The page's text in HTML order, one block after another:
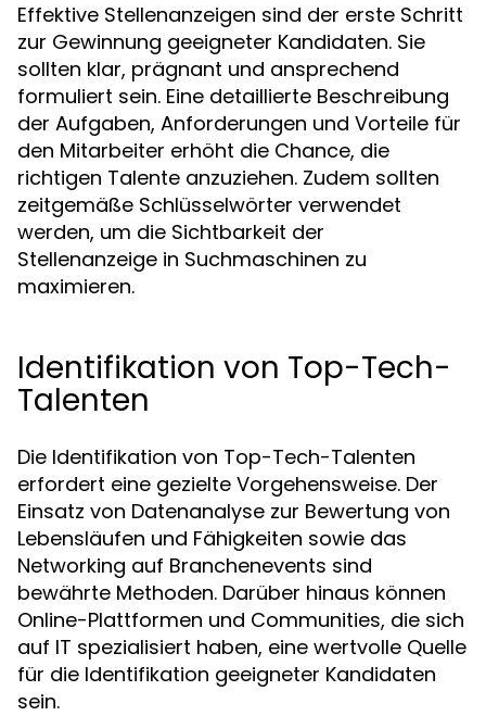
Effektive Stellenanzeigen sind der erste Schritt
zur Gewinnung geeigneter Kandidaten. Sie
sollten klar, prägnant und ansprechend
formuliert sein. Eine detaillierte Beschreibung
der Aufgaben, Anforderungen und Vorteile für
den Mitarbeiter erhöht die Chance, die
richtigen Talente anzuziehen. Zudem sollten
zeitgemäße Schlüsselwörter verwendet
werden, um die Sichtbarkeit der
Stellenanzeige in Suchmaschinen zu
maximieren.
Identifikation von Top-Tech-
Talenten
Die Identifikation von Top-Tech-Talenten
erfordert eine gezielte Vorgehensweise. Der
Einsatz von Datenanalyse zur Bewertung von
Lebensläufen und Fähigkeiten sowie das
Networking auf Branchenevents sind
bewährte Methoden. Darüber hinaus können
Online-Plattformen und Communities, die sich
auf IT spezialisiert haben, eine wertvolle Quelle
für die Identifikation geeigneter Kandidaten
sein.